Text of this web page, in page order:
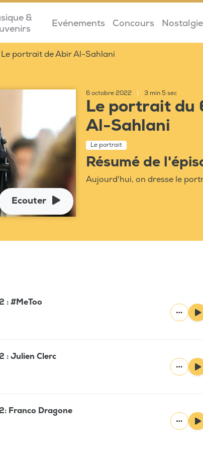
&
Evénements Concours
Le portrait de Abir Al-Sahlani
Ecouter
6 octobre 2022 3 min 5 sec
Le portrait du
Al-Sahlani
Le portrait
Résumé de
Aujourd'hui, on dresse le
: #MeToo
: Julien Clerc
Franco Dragone